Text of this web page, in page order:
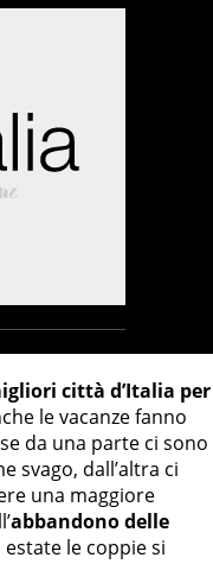
città d’Italia per
le vacanze fanno
da una parte ci sono
svago, dall’altra ci
una maggiore
abbandono delle
estate le coppie si